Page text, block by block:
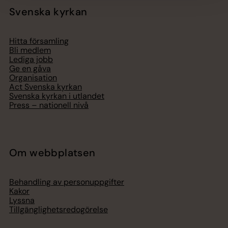
Svenska kyrkan
Hitta församling
Bli medlem
Lediga jobb
Ge en gåva
Organisation
Act Svenska kyrkan
Svenska kyrkan i utlandet
Press – nationell nivå
Om webbplatsen
Behandling av personuppgifter
Kakor
Lyssna
Tillgänglighetsredogörelse